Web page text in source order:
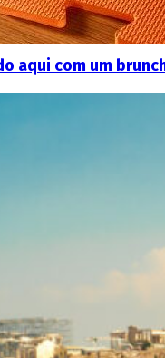
aqui com um